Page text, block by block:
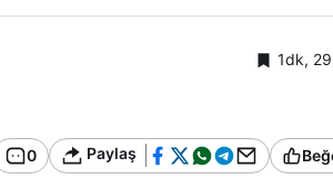
1dk,
0 Paylaş Genel